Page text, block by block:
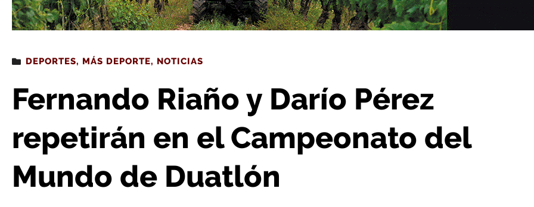
Estás leyendo: Fernando Riaño y Darío Pérez repetirán en el Campeonato del Mundo de Duatlón
DEPORTES, MÁS DEPORTE, NOTICIAS
Fernando Riaño y Darío Pérez
repetirán en el Campeonato del
Mundo de Duatlón